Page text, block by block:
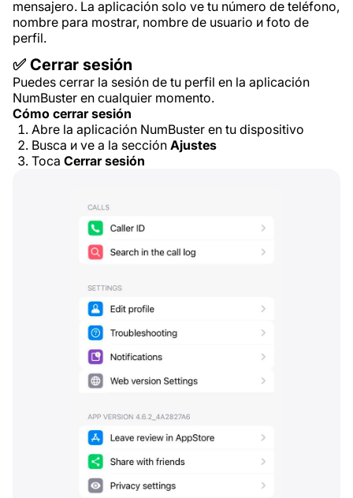
mensajero. La aplicación solo ve tu número de teléfono,
nombre para mostrar, nombre de usuario и foto de
perfil.
✅ Cerrar sesión
Puedes cerrar la sesión de tu perfil en la aplicación
NumBuster en cualquier momento.
Cómo cerrar sesión
Abre la aplicación NumBuster en tu dispositivo
Busca и ve a la sección Ajustes
Toca Cerrar sesión